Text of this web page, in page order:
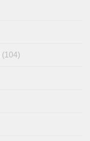
(104)